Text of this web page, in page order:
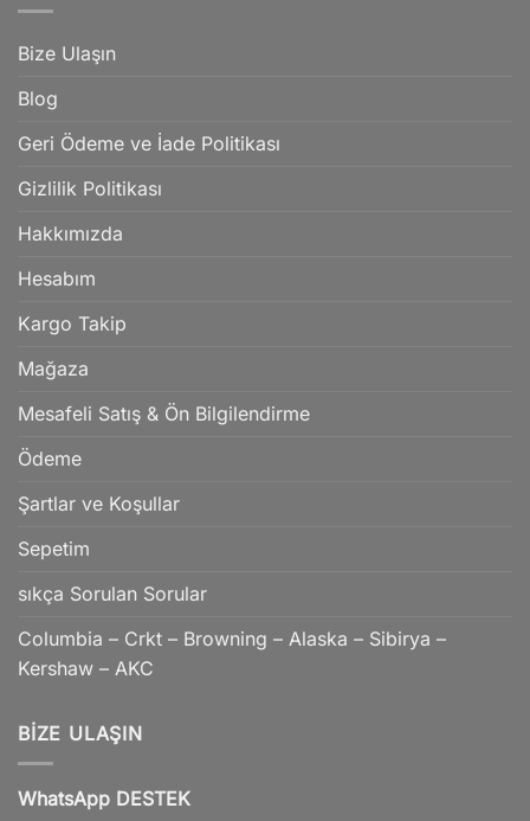
Bize Ulaşın
Blog
Geri Ödeme ve İade Politikası
Gizlilik Politikası
Hakkımızda
Hesabım
Kargo Takip
Mağaza
Mesafeli Satış & Ön Bilgilendirme
Ödeme
Şartlar ve Koşullar
Sepetim
sıkça Sorulan Sorular
Columbia – Crkt – Browning – Alaska – Sibirya –
Kershaw – AKC
BIZE ULAŞIN
WhatsApp DESTEK